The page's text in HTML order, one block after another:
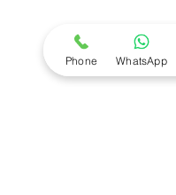
Phone WhatsApp